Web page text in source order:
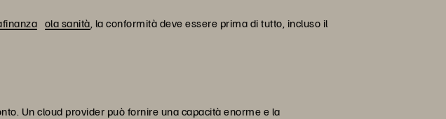
ola sanità , la conformità deve essere prima di tutto, incluso il
Un cloud provider può fornire una capacità enorme e la